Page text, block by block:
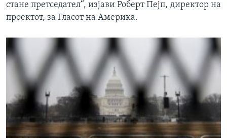
стане претседател“, изјави Роберт Пејп, директор на
проектот, за Гласот на Америка.